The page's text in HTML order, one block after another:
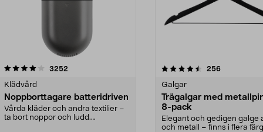
3252
Klädvård
Noppborttagare batteridriven
Vårda kläder och andra textilier –
ta bort noppor och ludd.
4.5av 5 stjärnor 256recensioner
Galgar
Trägalgar med
8-pack
Elegant och gedigen galge
och metall – finns i flera
4.0av 5 stjärnor